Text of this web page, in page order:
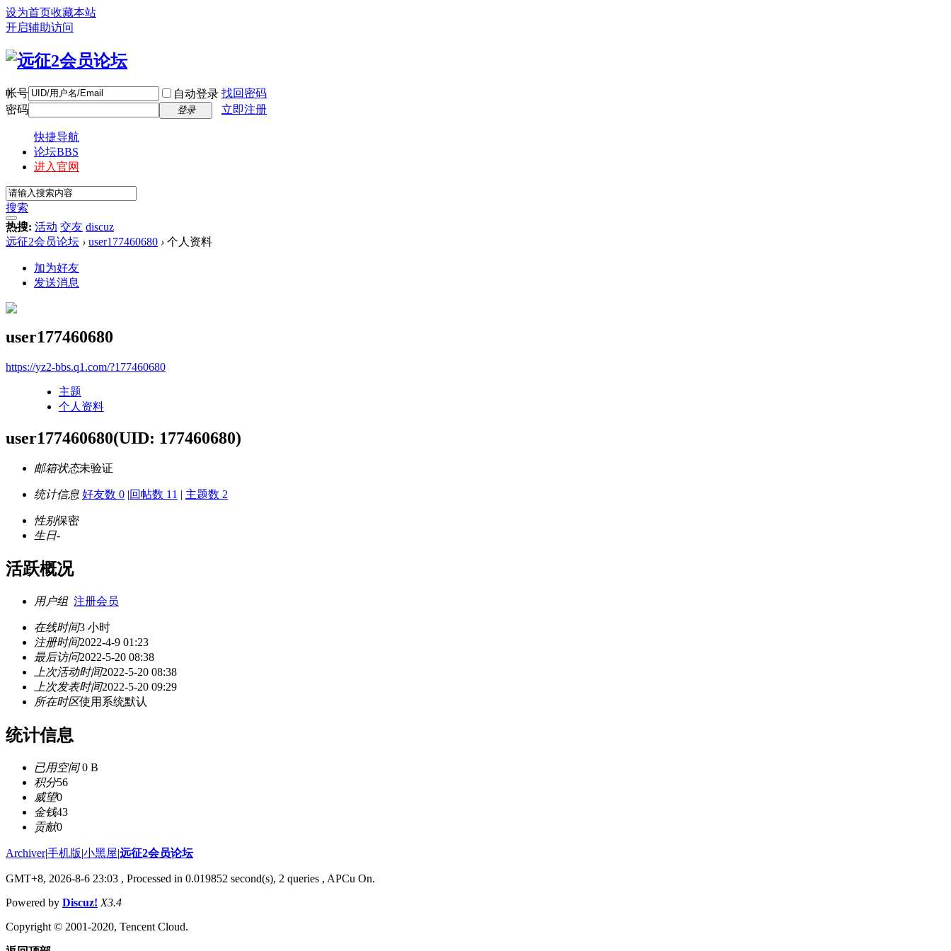
设为首页收藏本站
开启辅助访问
帐号 自动登录 找回密码
密码
登录 立即注册
快捷导航
论坛BBS
进入官网
搜索
热搜: 活动 交友 discuz
远征2会员论坛 › user177460680 › 个人资料
加为好友
发送消息
user177460680
https://yz2-bbs.q1.com/?177460680
主题
个人资料
user177460680(UID: 177460680)
邮箱状态未验证
统计信息 好友数 0 |回帖数 11 | 主题数 2
性别保密
生日-
活跃概况
用户组 注册会员
在线时间3 小时
注册时间2022-4-9 01:23
最后访问2022-5-20 08:38
上次活动时间2022-5-20 08:38
上次发表时间2022-5-20 09:29
所在时区使用系统默认
统计信息
已用空间0 B
积分56
威望0
金钱43
贡献0
Archiver|手机版|小黑屋|远征2会员论坛
GMT+8, 2026-8-6 23:03 , Processed in 0.019852 second(s), 2 queries , APCu On.
Powered by Discuz! X3.4
Copyright © 2001-2020, Tencent Cloud.